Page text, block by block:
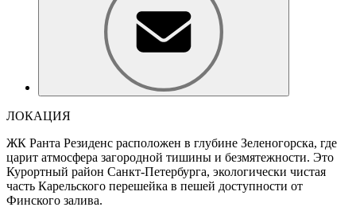
ЛОКАЦИЯ
ЖК Ранта Резиденс расположен в глубине Зеленогорска, где
царит атмосфера загородной тишины и безмятежности. Это
Курортный район Санкт-Петербурга, экологически чистая
часть Карельского перешейка в пешей доступности от
Финского залива.